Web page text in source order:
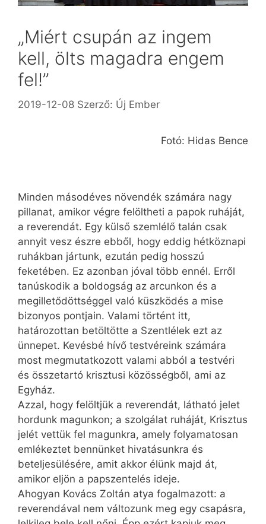
„Miért csupán az ingem
kell, ölts magadra engem
fel!”
2019-12-08 Szerző: Új Ember
Fotó: Hidas Bence
Minden másodéves növendék számára nagy
pillanat, amikor végre felöltheti a papok ruháját,
a reverendát. Egy külső szemlélő talán csak
annyit vesz észre ebből, hogy eddig hétköznapi
ruhákban jártunk, ezután pedig hosszú
feketében. Ez azonban jóval több ennél. Erről
tanúskodik a boldogság az arcunkon és a
megilletődöttséggel való küszködés a mise
bizonyos pontjain. Valami történt itt,
határozottan betöltötte a Szentlélek ezt az
ünnepet. Kevésbé hívő testvéreink számára
most megmutatkozott valami abból a testvéri
és összetartó krisztusi közösségből, ami az
Egyház.
Azzal, hogy felöltjük a reverendát, látható jelet
hordunk magunkon; a szolgálat ruháját, Krisztus
jelét vettük fel magunkra, amely folyamatosan
emlékeztet bennünket hivatásunkra és
beteljesülésére, amit akkor élünk majd át,
amikor eljön a papszentelés ideje.
Ahogyan Kovács Zoltán atya fogalmazott: a
reverendával nem változunk meg egy csapásra,